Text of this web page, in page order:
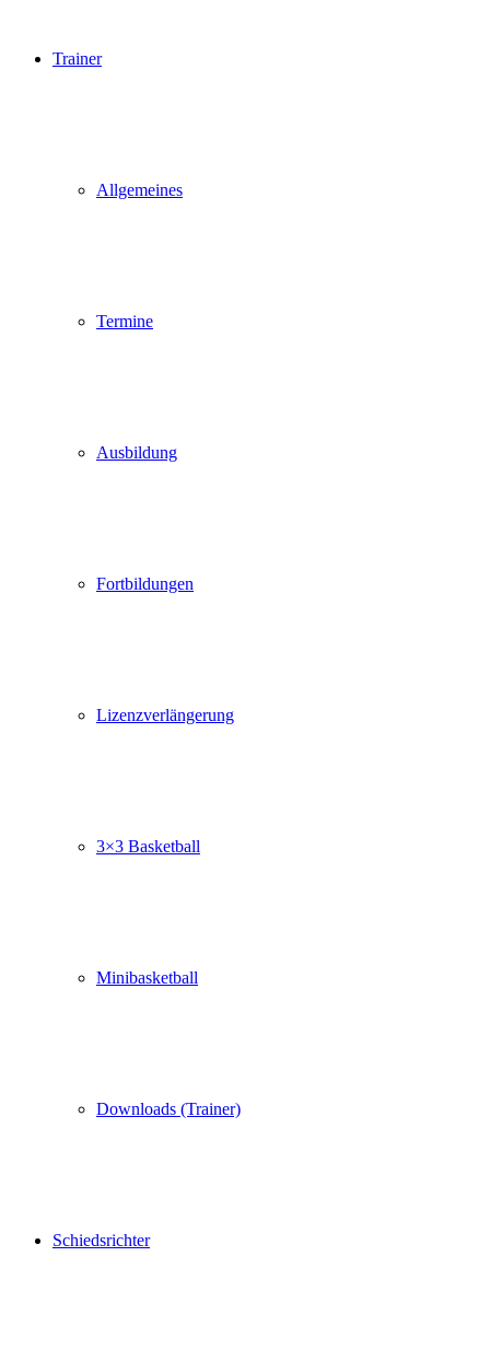
Trainer
Allgemeines
Termine
Ausbildung
Fortbildungen
Lizenzverlängerung
3×3 Basketball
Minibasketball
Downloads (Trainer)
Schiedsrichter